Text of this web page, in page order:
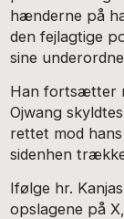
hænderne på
den fejlagtige
sine
Han fortsætter
Ojwang
rettet mod
sidenhen
Ifølge hr.
opslagene på